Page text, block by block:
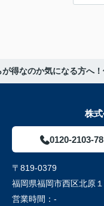
得なのか気になる方へ
株
0120-2103-78
〒819-0379
福岡県福岡市西区北原
営業時間： -